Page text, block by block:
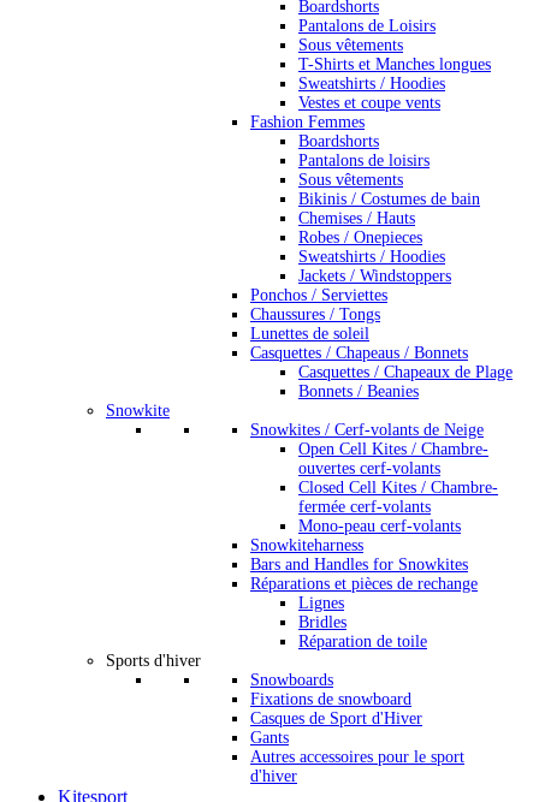
Boardshorts
Pantalons de Loisirs
Sous vêtements
T-Shirts et Manches longues
Sweatshirts / Hoodies
Vestes et coupe vents
Fashion Femmes
Boardshorts
Pantalons de loisirs
Sous vêtements
Bikinis / Costumes de bain
Chemises / Hauts
Robes / Onepieces
Sweatshirts / Hoodies
Jackets / Windstoppers
Ponchos / Serviettes
Chaussures / Tongs
Lunettes de soleil
Casquettes / Chapeaus / Bonnets
Casquettes / Chapeaux de Plage
Bonnets / Beanies
Snowkite
Snowkites / Cerf-volants de Neige
Open Cell Kites / Chambre-
ouvertes cerf-volants
Closed Cell Kites / Chambre-
fermée cerf-volants
Mono-peau cerf-volants
Snowkiteharness
Bars and Handles for Snowkites
Réparations et pièces de rechange
Lignes
Bridles
Réparation de toile
Sports d'hiver
Snowboards
Fixations de snowboard
Casques de Sport d'Hiver
Gants
Autres accessoires pour le sport
d'hiver
Kitesport